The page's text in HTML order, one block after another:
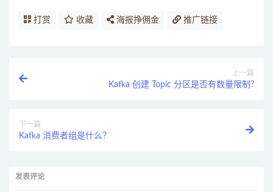
打赏 收藏 海报挣佣金 推广链接
上一篇
Kafka 创建 Topic 分区是否有数量限制?
下一篇
Kafka 消费者组是什么？
发表评论